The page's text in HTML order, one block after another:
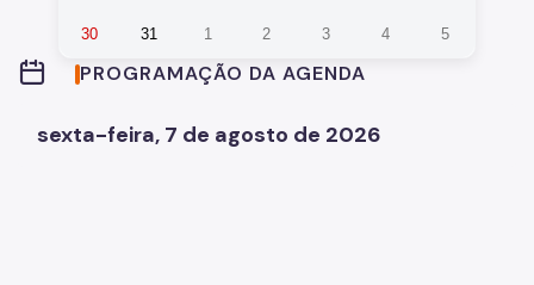
PROGRAMAÇÃO DA AGENDA
sexta-feira, 7 de agosto de 2026
30 31 1 2 3 4 5